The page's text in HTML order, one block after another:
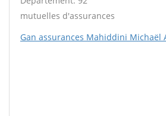
mutuelles d'assurances
Gan assurances Mahiddini Michaël